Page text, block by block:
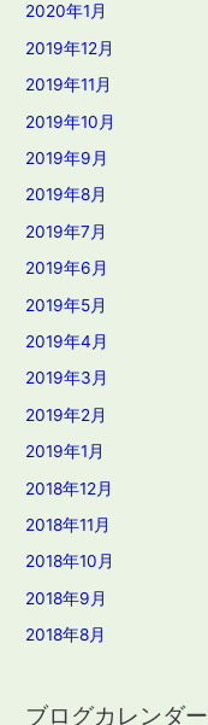
2020年1月
2019年12月
2019年11月
2019年10月
2019年9月
2019年8月
2019年7月
2019年6月
2019年5月
2019年4月
2019年3月
2019年2月
2019年1月
2018年12月
2018年11月
2018年10月
2018年9月
2018年8月
ブログカレンダー